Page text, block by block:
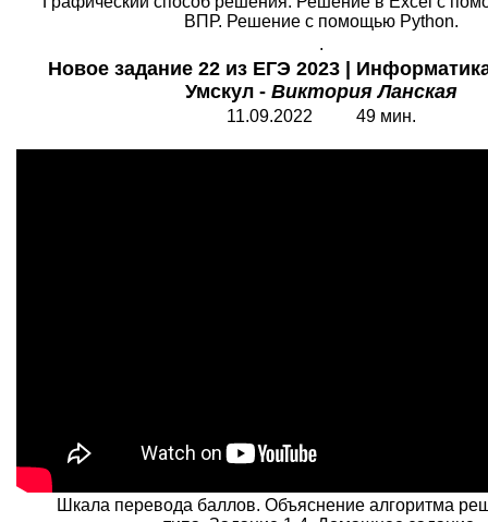
ВПР. Решение с помощью Python.
.
Новое задание 22 из ЕГЭ 2023 |
Умскул - Виктория Ланская
11.09.2022 49 мин.
Шкала перевода баллов. Объяснение алгоритма